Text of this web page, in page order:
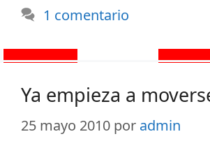
1 comentario
Ya empieza a
25 mayo 2010 por admin